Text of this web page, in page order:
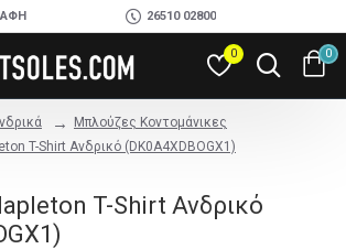
26510 02800
0 0
Μπλούζες Κοντομάνικες
T-Shirt Ανδρικό (DK0A4XDBOGX1)
T-Shirt Ανδρικό